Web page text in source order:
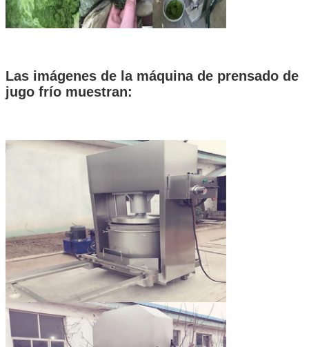
Las imágenes de la máquina de prensado de
jugo frío muestran: